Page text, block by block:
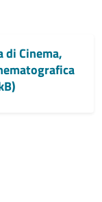
Cinema,